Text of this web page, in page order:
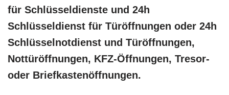
für Schlüsseldienste und 24h
Schlüsseldienst für Türöffnungen oder 24h
Schlüsselnotdienst und Türöffnungen,
Nottüröffnungen, KFZ-Öffnungen, Tresor-
oder Briefkastenöffnungen.